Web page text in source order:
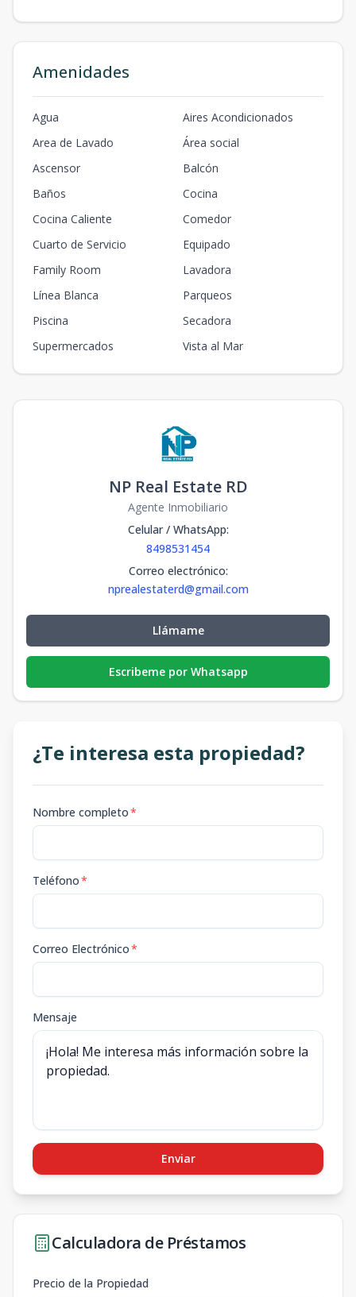
Amenidades
Agua
Aires Acondicionados
Area de Lavado
Área social
Ascensor
Balcón
Baños
Cocina
Cocina Caliente
Comedor
Cuarto de Servicio
Equipado
Family Room
Lavadora
Línea Blanca
Parqueos
Piscina
Secadora
Supermercados
Vista al Mar
NP Real Estate RD
Agente Inmobiliario
Celular / WhatsApp:
8498531454
Correo electrónico:
nprealestaterd@gmail.com
Llámame
Escribeme por Whatsapp
¿Te interesa esta propiedad?
Nombre completo*
Teléfono*
Correo Electrónico*
Mensaje
Enviar
Calculadora de Préstamos
Precio de la Propiedad